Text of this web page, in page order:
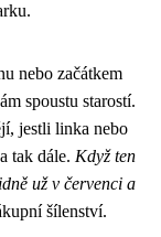
nebo začátkem
spoustu starostí.
jestli linka nebo
tak dále. Když ten
už v červenci a
šílenství.